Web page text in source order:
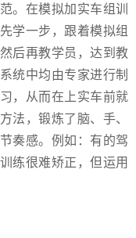
。在模拟加实车组训
学一步，跟着模拟组
后再教学员，达到教
统中均由专家进行制
，从而在上实车前就
法，锻炼了脑、手、
奏感。例如：有的驾
练很难矫正，但运用